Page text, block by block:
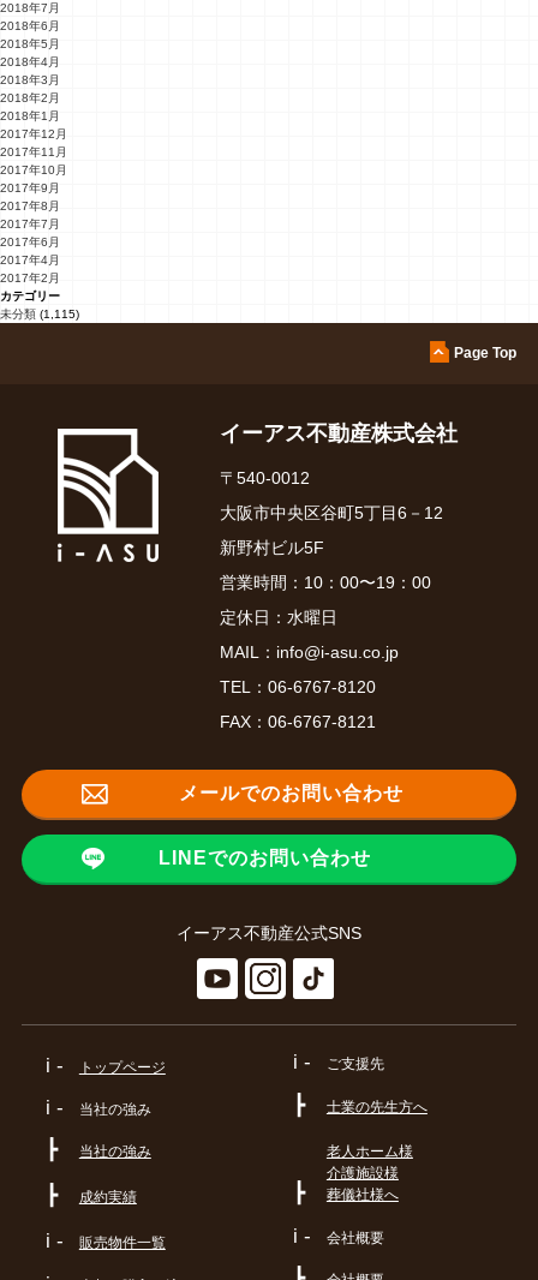
2018年7月
2018年6月
2018年5月
2018年4月
2018年3月
2018年2月
2018年1月
2017年12月
2017年11月
2017年10月
2017年9月
2017年8月
2017年7月
2017年6月
2017年4月
2017年2月
カテゴリー
未分類 (1,115)
Page Top
イーアス不動産株式会社
〒540-0012
大阪市中央区谷町5丁目6－12
新野村ビル5F
営業時間：10：00〜19：00
定休日：水曜日
MAIL： info@i-asu.co.jp
TEL： 06-6767-8120
FAX：06-6767-8121
メールでのお問い合わせ
LINEでのお問い合わせ
イーアス不動産公式SNS
i - トップページ
i - 当社の強み
┣ 当社の強み
┣ 成約実績
i - 販売物件一覧
i - ご支援先
┣ 士業の先生方へ
┣
老人ホーム様
介護施設様
葬儀社様へ
i - 会社概要